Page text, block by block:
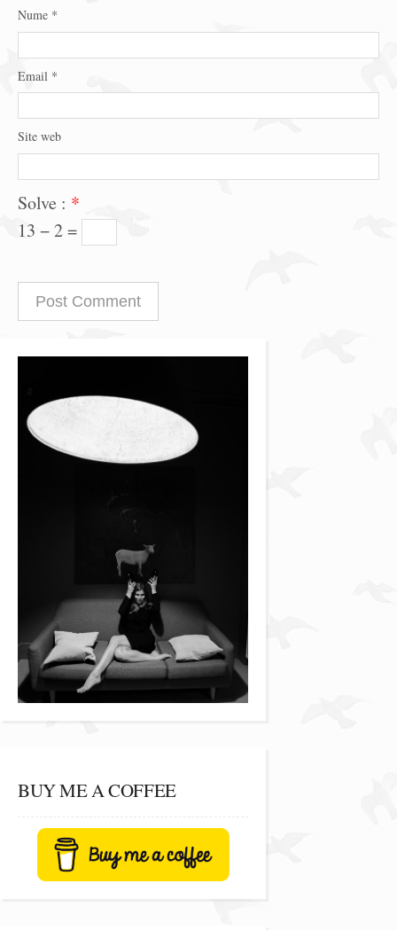
Nume *
Email *
Site web
Solve : *
13 − 2 =
BUY ME A COFFEE